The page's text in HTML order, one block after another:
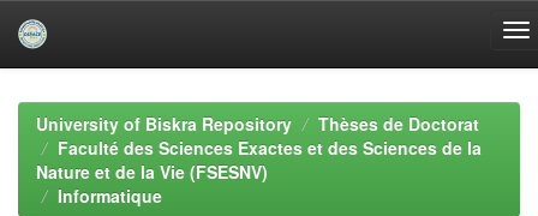
navigationUniversity of Biskra Repository
Thèses de Doctorat
Faculté des Sciences Exactes et des Sciences de la
Nature et de la Vie (FSESNV)
Informatique